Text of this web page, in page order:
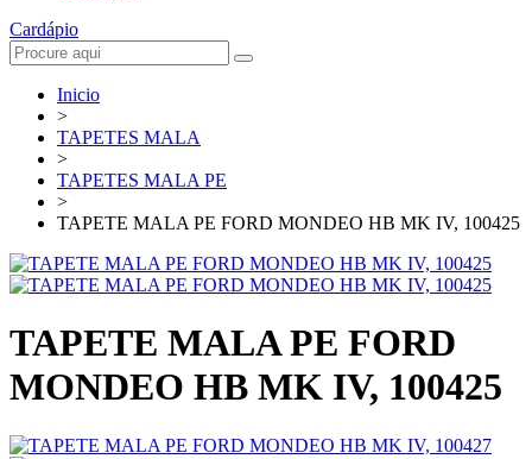
Cardápio
Inicio
>
TAPETES MALA
>
TAPETES MALA PE
>
TAPETE MALA PE FORD MONDEO HB MK IV, 100425
TAPETE MALA PE FORD
MONDEO HB MK IV, 100425